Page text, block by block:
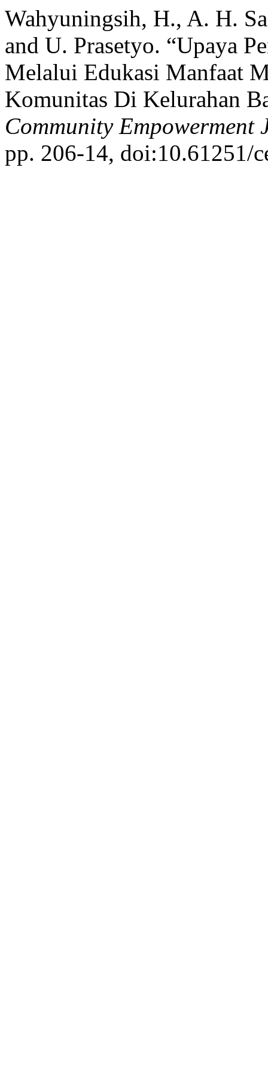
Wahyuningsih, H., A. H.
and U. Prasetyo. “Upaya
Melalui Edukasi Manfaat
Komunitas Di Kelurahan
Community Empowerment
pp. 206-14, doi:10.61251/